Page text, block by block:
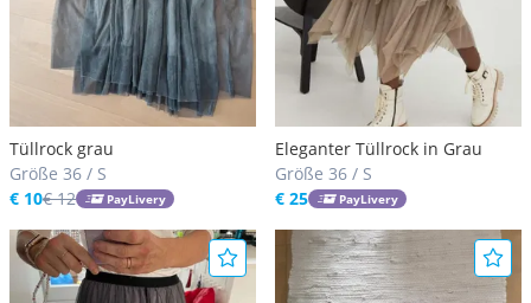
Tüllrock grau
Größe 36 / S
€ 10€ 12 PayLivery
Eleganter Tüllrock in Grau
Größe 36 / S
€ 25
PayLivery